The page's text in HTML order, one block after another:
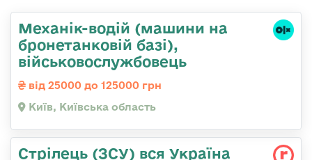
Механік-водій (машини на
бронетанковій базі),
військовослужбовець
від 25000 до 125000 грн
Київ, Київська область
Стрілець (ЗСУ) вся Україна